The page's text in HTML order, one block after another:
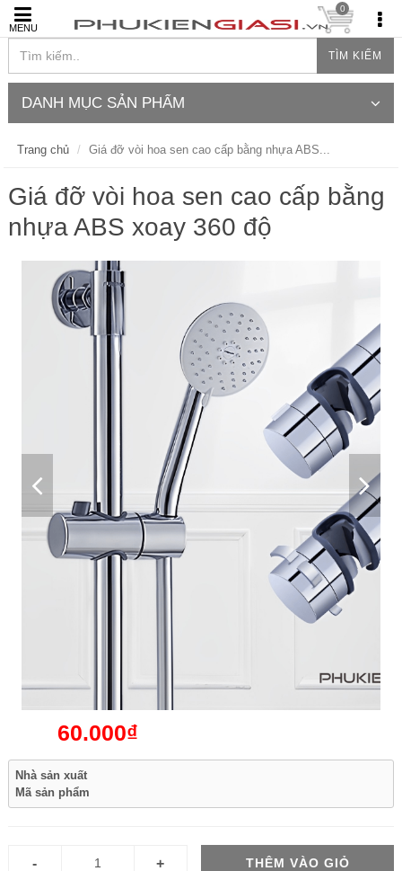
MENU
TÌM KIẾM
0
DANH MỤC SẢN PHẨM
Trang chủ Giá đỡ vòi hoa sen cao cấp bằng nhựa ABS...
Giá đỡ vòi hoa sen cao cấp bằng
nhựa ABS xoay 360 độ
60.000₫
Nhà sản xuất
Mã sản phẩm
THÊM VÀO GIỎ